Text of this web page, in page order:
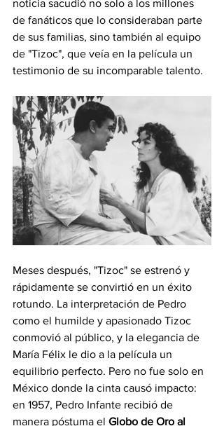
noticia sacudió no solo a los millones
de fanáticos que lo consideraban parte
de sus familias, sino también al equipo
de "Tizoc", que veía en la película un
testimonio de su incomparable talento.
Meses después, "Tizoc" se estrenó y
rápidamente se convirtió en un éxito
rotundo. La interpretación de Pedro
como el humilde y apasionado Tizoc
conmovió al público, y la elegancia de
María Félix le dio a la película un
equilibrio perfecto. Pero no fue solo en
México donde la cinta causó impacto:
en 1957, Pedro Infante recibió de
manera póstuma el Globo de Oro al